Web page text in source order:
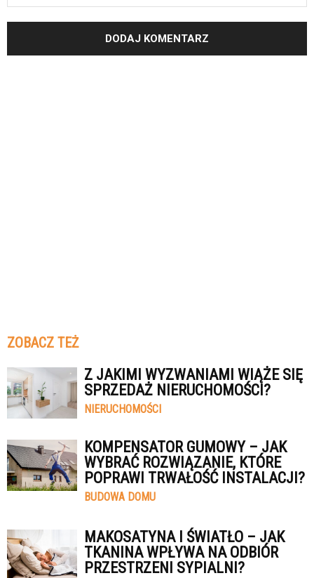
ZOBACZ TEŻ
Z JAKIMI WYZWANIAMI WIĄŻE SIĘ
SPRZEDAŻ NIERUCHOMOŚCI?
NIERUCHOMOŚCI
KOMPENSATOR GUMOWY – JAK
WYBRAĆ ROZWIĄZANIE, KTÓRE
POPRAWI TRWAŁOŚĆ INSTALACJI?
BUDOWA DOMU
MAKOSATYNA I ŚWIATŁO – JAK
TKANINA WPŁYWA NA ODBIÓR
PRZESTRZENI SYPIALNI?